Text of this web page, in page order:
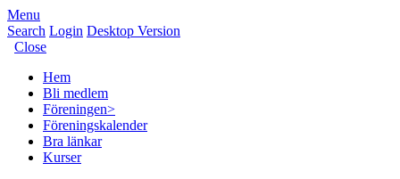
Menu
Search Login Desktop Version
Close
Hem
Bli medlem
Föreningen>
Föreningskalender
Bra länkar
Kurser